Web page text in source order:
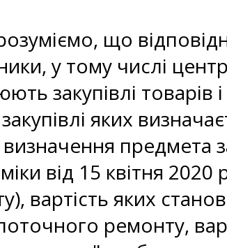
що
у тому числі
закупівлі
яких
предмета
від 15 квітня 2020
вартість яких
ремонту,